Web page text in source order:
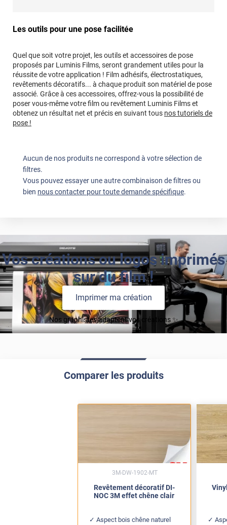
Les outils pour une pose facilitée
Quel que soit votre projet, les outils et accessoires de pose
proposés par Luminis Films, seront grandement utiles pour la
réussite de votre application ! Film adhésifs, électrostatiques,
revêtements décoratifs... à chaque produit son matériel de pose
associé. Grâce à ces accessoires, offrez-vous la possibilité de
poser vous-même votre film ou revêtement Luminis Films et
obtenez un résultat net et précis en suivant tous nos tutoriels de
pose !
Aucun de nos produits ne correspond à votre sélection de
filtres.
Vous pouvez essayer une autre combinaison de filtres ou
bien nous contacter pour toute demande spécifique.
Vos créations ou logos imprimés
sur du film !
Imprimer ma création
Nos graphistes adaptent vos créations ✨
Comparer les produits
Revêtement décoratif DI-
NOC 3M effet chêne clair
Aspect bois chêne naturel
3M-DW-1902-MT